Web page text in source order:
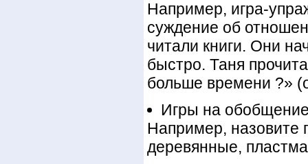
Например, игра-
суждение об
читали книги. Они
быстро. Таня
больше времени ?»
Игры на
Например, назовите
деревянные,